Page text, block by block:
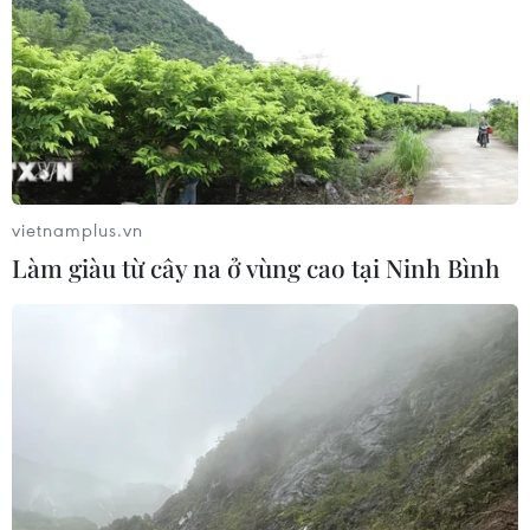
Iran?
02/08/2026 13:33
Israel hoài nghi việc Hamas giải giáp
theo thỏa thuận Gaza
02/08/2026 13:32
Xung đột tại Trung Đông: Mỹ và
Toàn cảnh thế giới: Israel
cảnh báo trước khả năng Mỹ tấn
công toàn diện Iran
vietnamplus.vn
Làm giàu từ cây na ở vùng cao tại Ninh Bình